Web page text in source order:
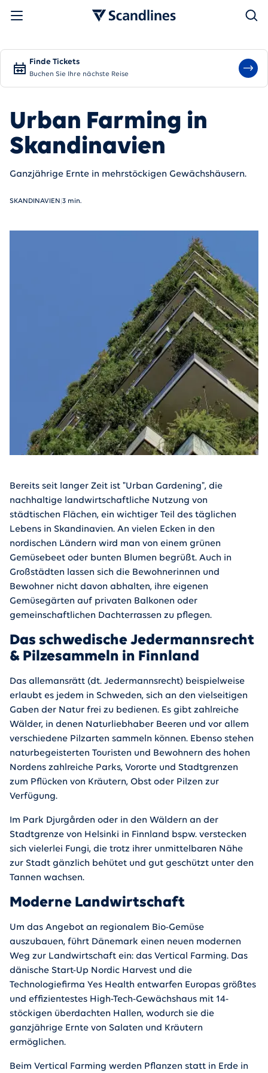
Suchen
Finde Tickets
Buchen Sie Ihre nächste Reise
Urban Farming in
Skandinavien
Ganzjährige Ernte in mehrstöckigen Gewächshäusern.
SKANDINAVIEN 3 min.
Bereits seit langer Zeit ist "Urban Gardening", die
nachhaltige landwirtschaftliche Nutzung von
städtischen Flächen, ein wichtiger Teil des täglichen
Lebens in Skandinavien. An vielen Ecken in den
nordischen Ländern wird man von einem grünen
Gemüsebeet oder bunten Blumen begrüßt. Auch in
Großstädten lassen sich die Bewohnerinnen und
Bewohner nicht davon abhalten, ihre eigenen
Gemüsegärten auf privaten Balkonen oder
gemeinschaftlichen Dachterrassen zu pflegen.
Das schwedische Jedermannsrecht
& Pilzesammeln in Finnland
Das allemansrätt (dt. Jedermannsrecht) beispielweise
erlaubt es jedem in Schweden, sich an den vielseitigen
Gaben der Natur frei zu bedienen. Es gibt zahlreiche
Wälder, in denen Naturliebhaber Beeren und vor allem
verschiedene Pilzarten sammeln können. Ebenso stehen
naturbegeisterten Touristen und Bewohnern des hohen
Nordens zahlreiche Parks, Vororte und Stadtgrenzen
zum Pflücken von Kräutern, Obst oder Pilzen zur
Verfügung.
Im Park Djurgården oder in den Wäldern an der
Stadtgrenze von Helsinki in Finnland bspw. verstecken
sich vielerlei Fungi, die trotz ihrer unmittelbaren Nähe
zur Stadt gänzlich behütet und gut geschützt unter den
Tannen wachsen.
Moderne Landwirtschaft
Um das Angebot an regionalem Bio-Gemüse
auszubauen, führt Dänemark einen neuen modernen
Weg zur Landwirtschaft ein: das Vertical Farming. Das
dänische Start-Up Nordic Harvest und die
Technologiefirma Yes Health entwarfen Europas größtes
und effizientestes High-Tech-Gewächshaus mit 14-
stöckigen überdachten Hallen, wodurch sie die
ganzjährige Ernte von Salaten und Kräutern
ermöglichen.
Beim Vertical Farming werden Pflanzen statt in Erde in